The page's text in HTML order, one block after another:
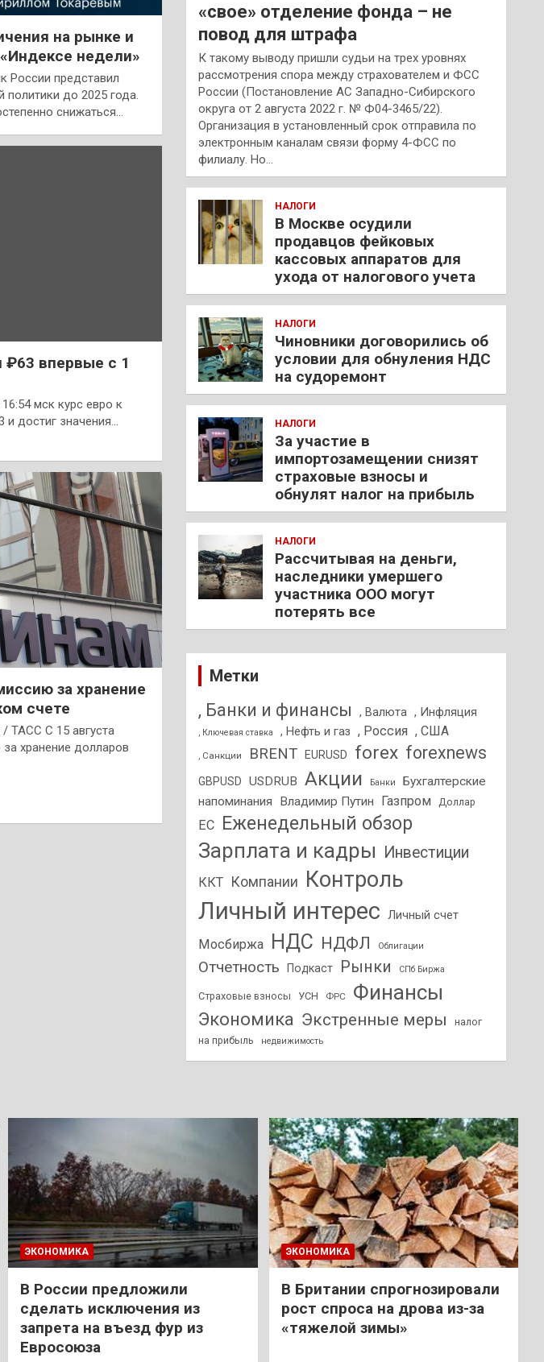
на рынке и
недели»
России представил
до 2025 года.
снижаться…
₽63 впервые с 1
мск курс евро к
и достиг значения…
за хранение
счете
ТАСС С 15 августа
хранение долларов
«свое» отделение фонда – не
повод для штрафа
К такому выводу пришли судьи на трех уровнях
рассмотрения спора между страхователем и ФСС
России (Постановление АС Западно-Сибирского
округа от 2 августа 2022 г. № Ф04-3465/22).
Организация в установленный срок отправила по
электронным каналам связи форму 4-ФСС по
филиалу. Но…
НАЛОГИ
В Москве осудили
продавцов фейковых
кассовых аппаратов для
ухода от налогового учета
НАЛОГИ
Чиновники договорились об
условии для обнуления НДС
на судоремонт
НАЛОГИ
За участие в
импортозамещении снизят
страховые взносы и
обнулят налог на прибыль
НАЛОГИ
Рассчитывая на деньги,
наследники умершего
участника ООО могут
потерять все
Метки
, Банки и финансы , Валюта , Инфляция
, Ключевая ставка , Нефть и газ , Россия , США
, Санкции BRENT EURUSD forex forexnews
GBPUSD USDRUB Акции Банки
Бухгалтерские
напоминания
Владимир Путин Газпром Доллар
ЕС Еженедельный обзор
Зарплата и кадры Инвестиции
ККТ Компании Контроль
Личный интерес Личный счет
Мосбиржа НДС НДФЛ Облигации
Отчетность Подкаст Рынки СПб Биржа
Страховые взносы УСН ФРС Финансы
Экономика Экстренные меры
налог
на прибыль
недвижимость
ЭКОНОМИКА
В России предложили
сделать исключения из
запрета на въезд фур из
Евросоюза
ЭКОНОМИКА
В Британии спрогнозировали
рост спроса на дрова из-за
«тяжелой зимы»